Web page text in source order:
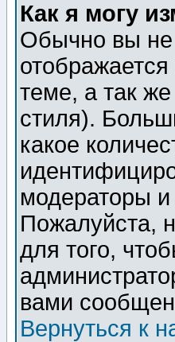
Как я могу
Обычно вы не
теме, а так
стиля).
какое
модераторы
Пожалуйста,
для того,
вами
Вернуться к